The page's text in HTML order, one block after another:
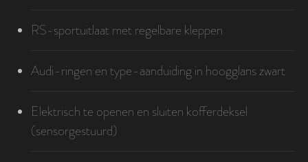
RS-sportuitlaat met regelbare kleppen
Audi-ringen en type-aanduiding in hoogglans zwart
Elektrisch te openen en sluiten kofferdeksel
(sensorgestuurd)